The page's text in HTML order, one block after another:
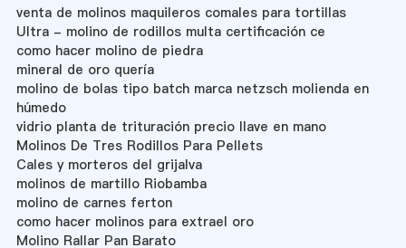
venta de molinos maquileros comales para tortillas
Ultra - molino de rodillos multa certificación ce
como hacer molino de piedra
mineral de oro quería
molino de bolas tipo batch marca netzsch molienda en
húmedo
vidrio planta de trituración precio llave en mano
Molinos De Tres Rodillos Para Pellets
Cales y morteros del grijalva
molinos de martillo Riobamba
molino de carnes ferton
como hacer molinos para extrael oro
Molino Rallar Pan Barato